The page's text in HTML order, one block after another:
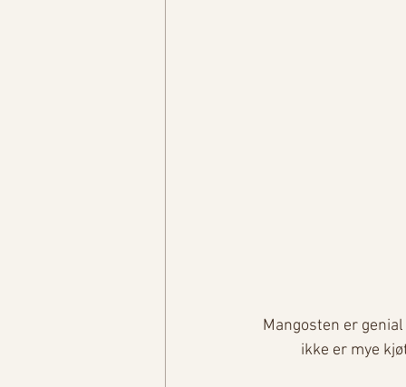
Mangosten er
ikke er mye